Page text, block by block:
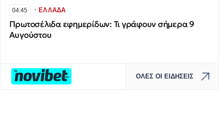
04:45 ∙ΕΛΛΑΔΑ
Πρωτοσέλιδα εφημερίδων: Τι γράφουν σήμερα 9
Αυγούστου
ΟΛΕΣ ΟΙ ΕΙΔΗΣΕΙΣ